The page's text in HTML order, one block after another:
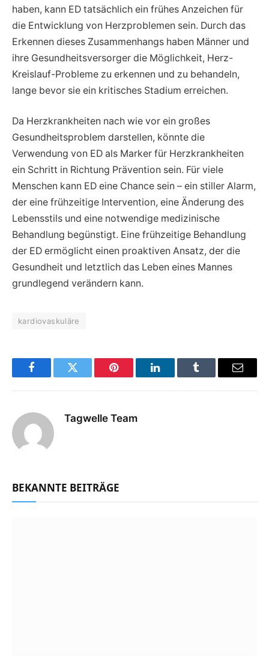
haben, kann ED tatsächlich ein frühes Anzeichen für
die Entwicklung von Herzproblemen sein. Durch das
Erkennen dieses Zusammenhangs haben Männer und
ihre Gesundheitsversorger die Möglichkeit, Herz-
Kreislauf-Probleme zu erkennen und zu behandeln,
lange bevor sie ein kritisches Stadium erreichen.
Da Herzkrankheiten nach wie vor ein großes
Gesundheitsproblem darstellen, könnte die
Verwendung von ED als Marker für Herzkrankheiten
ein Schritt in Richtung Prävention sein. Für viele
Menschen kann ED eine Chance sein – ein stiller Alarm,
der eine frühzeitige Intervention, eine Änderung des
Lebensstils und eine notwendige medizinische
Behandlung begünstigt. Eine frühzeitige Behandlung
der ED ermöglicht einen proaktiven Ansatz, der die
Gesundheit und letztlich das Leben eines Mannes
grundlegend verändern kann.
kardiovaskuläre
FacebookTwitter Pinterest LinkedInTumblr Email
Tagwelle Team
BEKANNTE BEITRÄGE